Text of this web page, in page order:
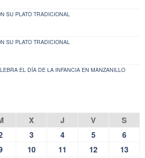
SU PLATO TRADICIONAL
SU PLATO TRADICIONAL
EL DÍA DE LA INFANCIA EN MANZANILLO
X J V
S
3 4 5
6
10 11 12
13